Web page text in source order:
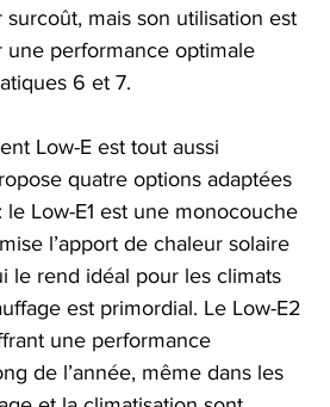
mais son utilisation est
une performance optimale
6 et 7.
Low-E est tout aussi
quatre options adaptées
Low-E1 est une monocouche
l’apport de chaleur solaire
le rend idéal pour les climats
est primordial. Le Low-E2
une performance
de l’année, même dans les